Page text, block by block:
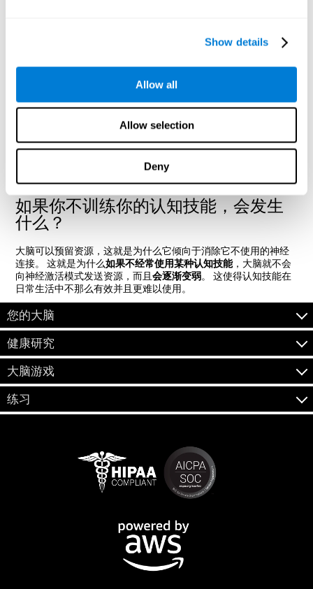
Show details
Allow all
Allow selection
Deny
重要，这是我们不会感到困惑，因为我们必须在尽可能少地
步骤中解决难题。 这个游戏可以帮助我们激发我们的更新技
定的目标至关重要。
视觉感知:识别初始图像或我们的视觉感知可以帮助我们解决
可以激发我们的视觉感知，从而帮助我们识
别熟悉的物体，面貌或字母。
如果你不训练你的认知技能，会发生
什么？
大脑可以预留资源，这就是为什么它倾向于消除它不使用的神经
连接。 这就是为什么如果不经常使用某种认知技能，大脑就不会
向神经激活模式发送资源，而且会逐渐变弱。 这使得认知技能在
日常生活中不那么有效并且更难以使用。
您的大脑
健康研究
大脑游戏
练习